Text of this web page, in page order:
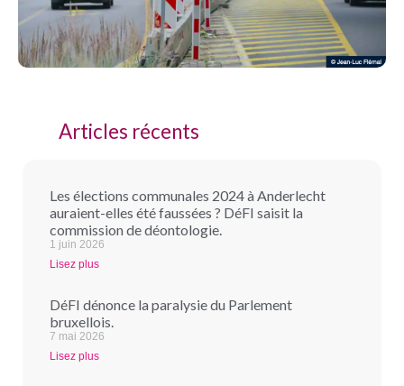
Articles récents
Les élections communales 2024 à Anderlecht
auraient-elles été faussées ? DéFI saisit la
commission de déontologie.
1 juin 2026
Lisez plus
DéFI dénonce la paralysie du Parlement
bruxellois.
7 mai 2026
Lisez plus